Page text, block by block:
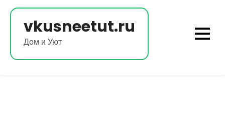
Перейти
содержимому
vkusneetut.ru
Дом и Уют